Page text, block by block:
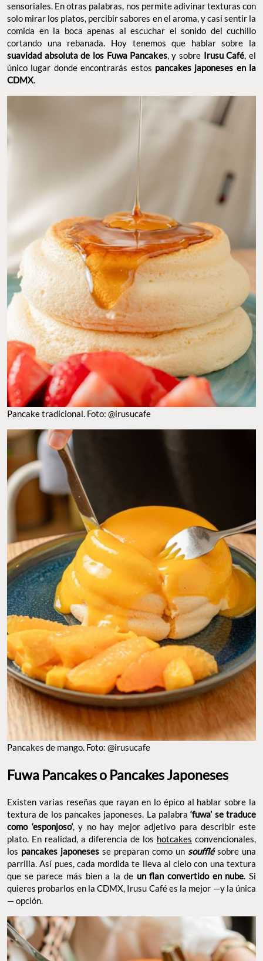
sensoriales. En otras palabras, nos permite adivinar texturas con
solo mirar los platos, percibir sabores en el aroma, y casi sentir la
comida en la boca apenas al escuchar el sonido del cuchillo
cortando una rebanada. Hoy tenemos que hablar sobre la
suavidad absoluta de los Fuwa Pancakes, y sobre Irusu Café, el
único lugar donde encontrarás estos pancakes japoneses en la
CDMX.
Pancake tradicional. Foto: @irusucafe
Pancakes de mango. Foto: @irusucafe
Fuwa Pancakes o Pancakes Japoneses
Existen varias reseñas que rayan en lo épico al hablar sobre la
textura de los pancakes japoneses. La palabra‘fuwa’ se traduce
como ‘esponjoso’, y no hay mejor adjetivo para describir este
plato. En realidad, a diferencia de los hotcakes convencionales,
los pancakes japoneses se preparan como un soufflésobre una
parrilla. Así pues, cada mordida te lleva al cielo con una textura
que se parece más bien a la de un flan convertido en nube. Si
quieres probarlos en la CDMX, Irusu Café es la mejor —y la única
— opción.